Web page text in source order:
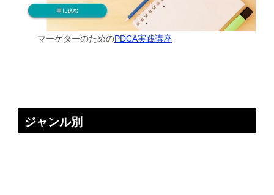
マーケターのためのPDCA実践講座
ジャンル別